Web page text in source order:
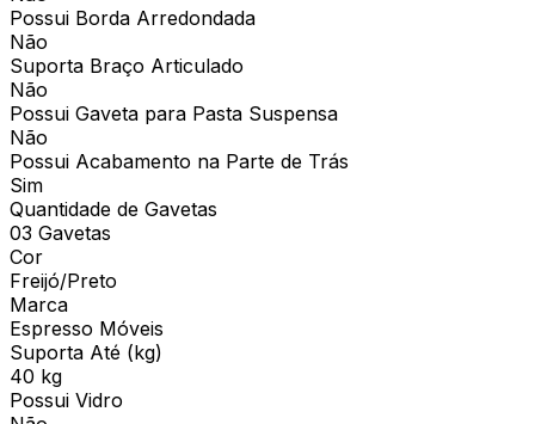
Possui Borda Arredondada
Não
Suporta Braço Articulado
Não
Possui Gaveta para Pasta Suspensa
Não
Possui Acabamento na Parte de Trás
Sim
Quantidade de Gavetas
03 Gavetas
Cor
Freijó/Preto
Marca
Espresso Móveis
Suporta Até (kg)
40 kg
Possui Vidro